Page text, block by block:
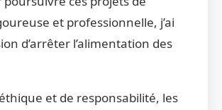
et professionnelle, j’ai
d’arrêter l’alimentation des
et de responsabilité, les